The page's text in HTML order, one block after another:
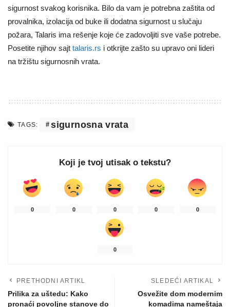
sigurnost svakog korisnika. Bilo da vam je potrebna zaštita od
provalnika, izolacija od buke ili dodatna sigurnost u slučaju
požara, Talaris ima rešenje koje će zadovoljiti sve vaše potrebe.
Posetite njihov sajt talaris.rs i otkrijte zašto su upravo oni lideri
na tržištu sigurnosnih vrata.
TAGS: sigurnosna vrata
Koji je tvoj utisak o tekstu?
0 0 0 0 0
0
PRETHODNI ARTIKL
Prilika za uštedu: Kako
pronaći povoljne stanove do
SLEDEĆI ARTIKAL
Osvežite dom modernim
komadima nameštaja